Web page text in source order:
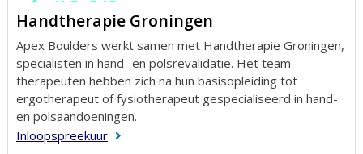
Handtherapie Groningen
Apex Boulders werkt samen met Handtherapie Groningen,
specialisten in hand -en polsrevalidatie. Het team
therapeuten hebben zich na hun basisopleiding tot
ergotherapeut of fysiotherapeut gespecialiseerd in hand-
en polsaandoeningen.
Inloopspreekuur